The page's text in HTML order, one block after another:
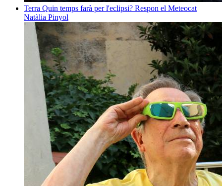
Terra Quin temps farà per l'eclipsi? Respon el Meteocat
Natàlia Pinyol